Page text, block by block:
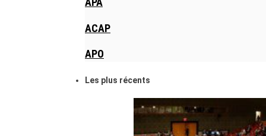
ACAP
APO
Les plus récents